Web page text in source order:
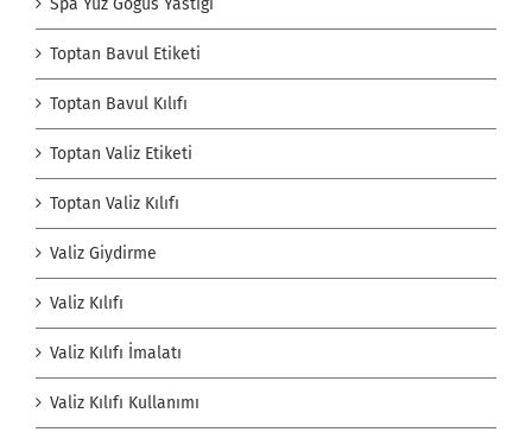
Spa Yüz Göğüs Yastığı
Toptan Bavul Etiketi
Toptan Bavul Kılıfı
Toptan Valiz Etiketi
Toptan Valiz Kılıfı
Valiz Giydirme
Valiz Kılıfı
Valiz Kılıfı İmalatı
Valiz Kılıfı Kullanımı